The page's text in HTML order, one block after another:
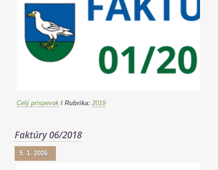
Celý príspevok / Rubrika: 2019
Faktúry 06/2018
5. 1. 2026